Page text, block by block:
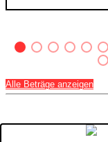
Alle Beträge anzeigen